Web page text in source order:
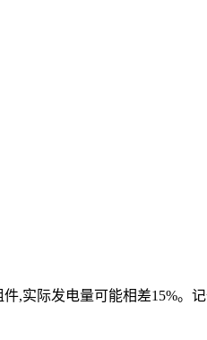
,实际发电量可能相差15%。记